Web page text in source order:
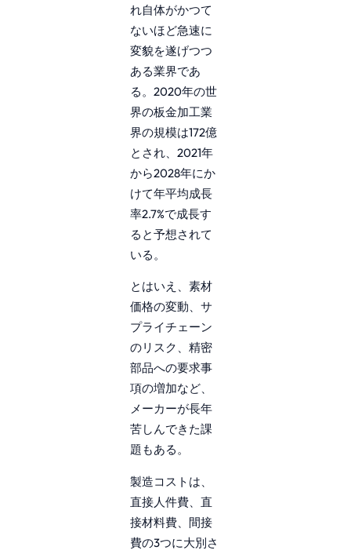
れ自体がかつて
ないほど急速に
変貌を遂げつつ
ある業界であ
る。2020年の世
界の板金加工業
界の規模は172億
とされ、2021年
から2028年にか
けて年平均成長
率2.7%で成長す
ると予想されて
いる。
とはいえ、素材
価格の変動、サ
プライチェーン
のリスク、精密
部品への要求事
項の増加など、
メーカーが長年
苦しんできた課
題もある。
製造コストは、
直接人件費、直
接材料費、間接
費の3つに大別さ